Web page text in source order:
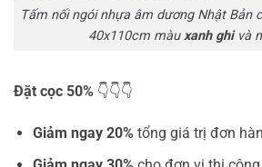
Tấm nối ngói nhựa âm dương Nhật Bản
40x110cm màuxanh ghivà
Đặt cọc 50% 👇👇👇
Giảm ngay 20% tổng giá trị đơn